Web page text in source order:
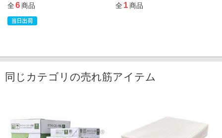
全6商品
全1商品
同じカテゴリの売れ筋アイテム